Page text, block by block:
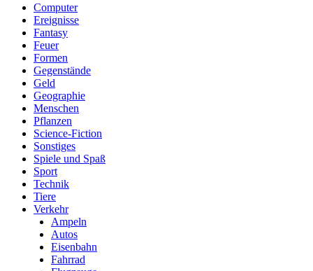
Computer
Ereignisse
Fantasy
Feuer
Formen
Gegenstände
Geld
Geographie
Menschen
Pflanzen
Science-Fiction
Sonstiges
Spiele und Spaß
Sport
Technik
Tiere
Verkehr
Ampeln
Autos
Eisenbahn
Fahrrad